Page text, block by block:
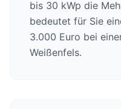
bis 30 kWp die
bedeutet für Sie
3.000 Euro bei
Weißenfels.